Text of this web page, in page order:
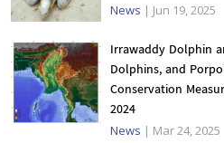
News | Jun 19, 2025
Irrawaddy Dolphin
Dolphins, and
Conservation
2024
News | Mar 24, 2025